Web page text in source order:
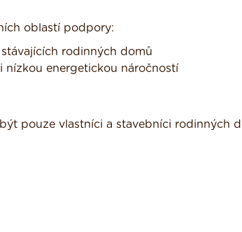
oblastí podpory:
rodinných domů
nízkou energetickou náročností
pouze vlastníci a stavebníci rodinných